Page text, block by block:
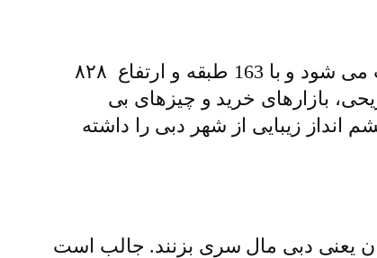
یکی از مهم‌ ترین سازه ‌های معروف دبی، برج خلیفه می باشد. این برج بلندترین برج جهان محسوب می شود و با 163 طبقه و ارتفاع ۸۲۸
بازارهای خرید و چیزهای بی
بالای آن چشم ‌انداز زیبایی از شهر دبی را داشته
یعنی دبی مال سری بزنند. جالب است